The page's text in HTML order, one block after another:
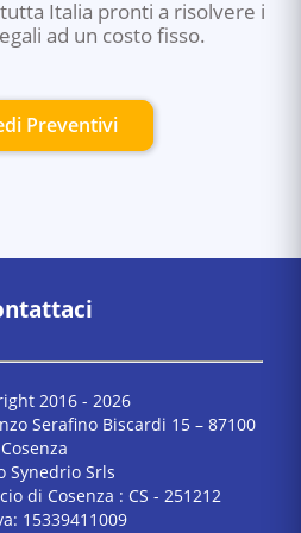
Italia pronti a risolvere i
ad un costo fisso.
Preventivi
2016 - 2026
Serafino Biscardi 15 – 87100
Cosenza
Synedrio Srls
di Cosenza : CS - 251212
15339411009